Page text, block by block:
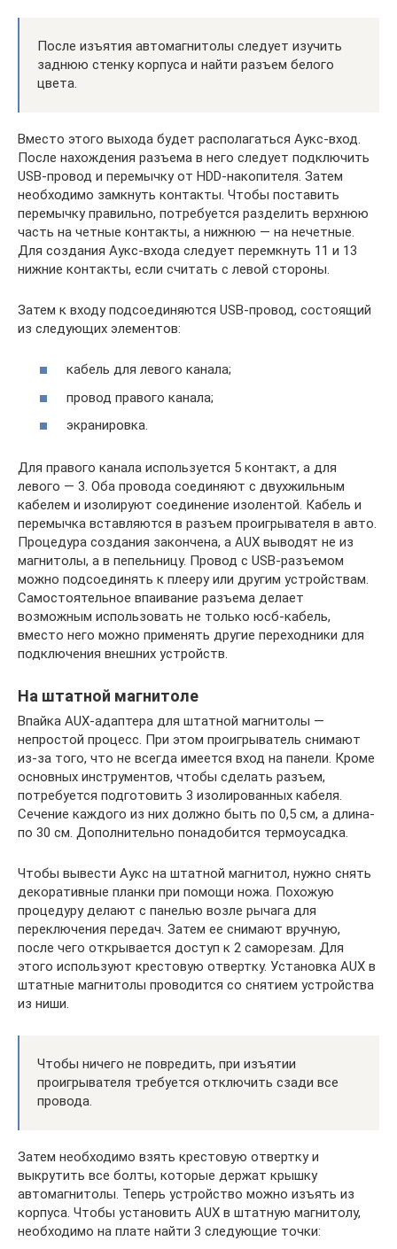
После изъятия автомагнитолы следует изучить
заднюю стенку корпуса и найти разъем белого
цвета.
Вместо этого выхода будет располагаться Аукс-вход.
После нахождения разъема в него следует подключить
USB-провод и перемычку от HDD-накопителя. Затем
необходимо замкнуть контакты. Чтобы поставить
перемычку правильно, потребуется разделить верхнюю
часть на четные контакты, а нижнюю — на нечетные.
Для создания Аукс-входа следует перемкнуть 11 и 13
нижние контакты, если считать с левой стороны.
Затем к входу подсоединяются USB-провод, состоящий
из следующих элементов:
кабель для левого канала;
провод правого канала;
экранировка.
Для правого канала используется 5 контакт, а для
левого — 3. Оба провода соединяют с двухжильным
кабелем и изолируют соединение изолентой. Кабель и
перемычка вставляются в разъем проигрывателя в авто.
Процедура создания закончена, а AUX выводят не из
магнитолы, а в пепельницу. Провод с USB-разъемом
можно подсоединять к плееру или другим устройствам.
Самостоятельное впаивание разъема делает
возможным использовать не только юсб-кабель,
вместо него можно применять другие переходники для
подключения внешних устройств.
На штатной магнитоле
Впайка AUX-адаптера для штатной магнитолы —
непростой процесс. При этом проигрыватель снимают
из-за того, что не всегда имеется вход на панели. Кроме
основных инструментов, чтобы сделать разъем,
потребуется подготовить 3 изолированных кабеля.
Сечение каждого из них должно быть по 0,5 см, а длина-
по 30 см. Дополнительно понадобится термоусадка.
Чтобы вывести Аукс на штатной магнитол, нужно снять
декоративные планки при помощи ножа. Похожую
процедуру делают с панелью возле рычага для
переключения передач. Затем ее снимают вручную,
после чего открывается доступ к 2 саморезам. Для
этого используют крестовую отвертку. Установка AUX в
штатные магнитолы проводится со снятием устройства
из ниши.
Чтобы ничего не повредить, при изъятии
проигрывателя требуется отключить сзади все
провода.
Затем необходимо взять крестовую отвертку и
выкрутить все болты, которые держат крышку
автомагнитолы. Теперь устройство можно изъять из
корпуса. Чтобы установить AUX в штатную магнитолу,
необходимо на плате найти 3 следующие точки: